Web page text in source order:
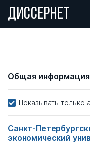
ДИССЕРНЕТ
Общая информация
Показывать
Санкт-
экономический